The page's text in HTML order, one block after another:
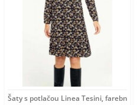
Šaty s potlačou Linea Tesini, farebné